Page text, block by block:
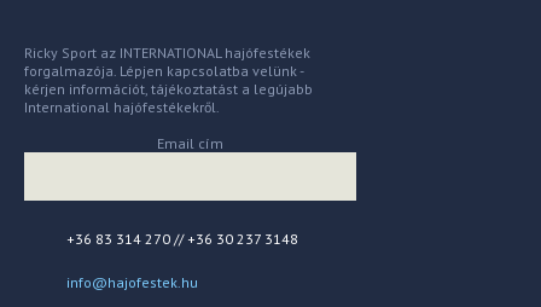
Ricky Sport az INTERNATIONAL hajófestékek
forgalmazója. Lépjen kapcsolatba velünk -
kérjen információt, tájékoztatást a legújabb
International hajófestékekről.
Email cím
+36 83 314 270 // +36 30 237 3148
info@hajofestek.hu